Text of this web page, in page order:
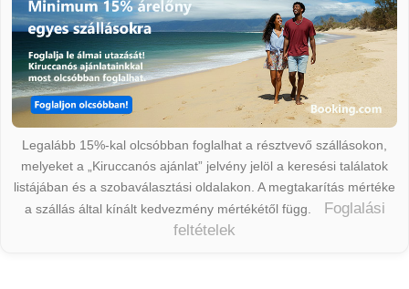
Legalább 15%-kal olcsóbban foglalhat a résztvevő szállásokon,
melyeket a „Kiruccanós ajánlat” jelvény jelöl a keresési találatok
listájában és a szobaválasztási oldalakon. A megtakarítás mértéke
a szállás által kínált kedvezmény mértékétől függ.
Foglalási
feltételek